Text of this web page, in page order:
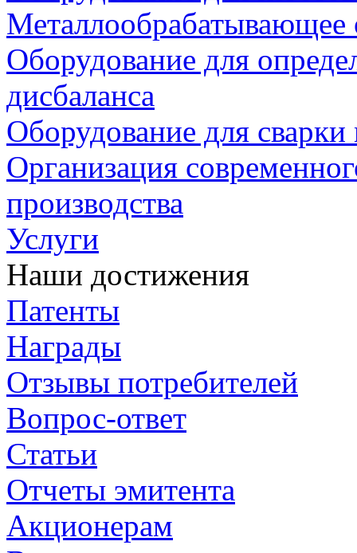
Металлообрабатывающее
Оборудование для
дисбаланса
Оборудование для сварки
Организация
производства
Услуги
Наши достижения
Патенты
Награды
Отзывы потребителей
Вопрос-ответ
Статьи
Отчеты эмитента
Акционерам